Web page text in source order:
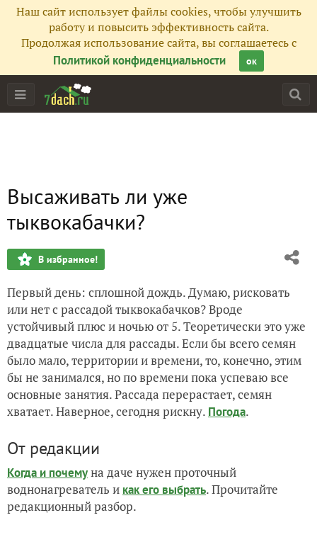
Наш сайт использует файлы cookies, чтобы улучшить
работу и повысить эффективность сайта.
Продолжая использование сайта, вы соглашаетесь с
Политикой конфиденциальности
ок
Высаживать ли уже
тыквокабачки?
В избранное!
Первый день: сплошной дождь. Думаю, рисковать
или нет с рассадой тыквокабачков? Вроде
устойчивый плюс и ночью от 5. Теоретически это уже
двадцатые числа для рассады. Если бы всего семян
было мало, территории и времени, то, конечно, этим
бы не занимался, но по времени пока успеваю все
основные занятия. Рассада перерастает, семян
хватает. Наверное, сегодня рискну. Погода.
От редакции
Когда и почемуна даче нужен проточный
воднонагреватель и как его выбрать. Прочитайте
редакционный разбор.